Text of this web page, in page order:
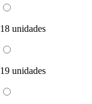
18 unidades
19 unidades